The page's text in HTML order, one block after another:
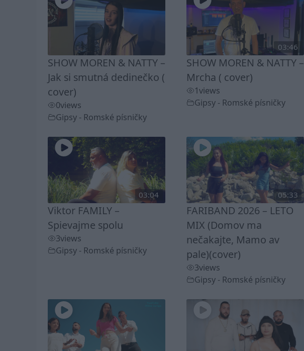
SHOW MOREN & NATTY –
Jak si smutná dedinečko (
cover)
0views
Gipsy - Romské písničky
03:46
SHOW MOREN & NATTY –
Mrcha ( cover)
1views
Gipsy - Romské písničky
03:04
Viktor FAMILY –
Spievajme spolu
3views
Gipsy - Romské písničky
05:33
FARIBAND 2026 – LETO
MIX (Domov ma
nečakajte, Mamo av
pale)(cover)
3views
Gipsy - Romské písničky